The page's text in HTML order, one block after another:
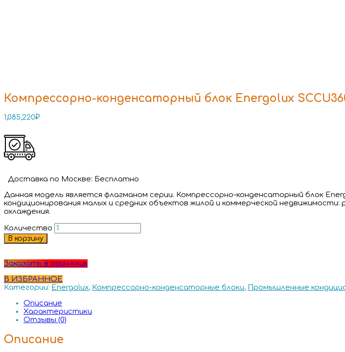
Компрессорно-конденсаторный блок Energolux
1,085,220₽
Доставка по Москве: Бесплатно
Данная модель является флагманом серии. Компрессорно-конденсаторный блок
кондиционирования малых и средних объектов жилой и коммерческой
охлаждения.
Количество
В корзину
Заказать в один клик
В ИЗБРАННОЕ
Категории: Energolux, Компрессорно-конденсаторные блоки, Промышленные
Описание
Характеристики
Отзывы (0)
Описание